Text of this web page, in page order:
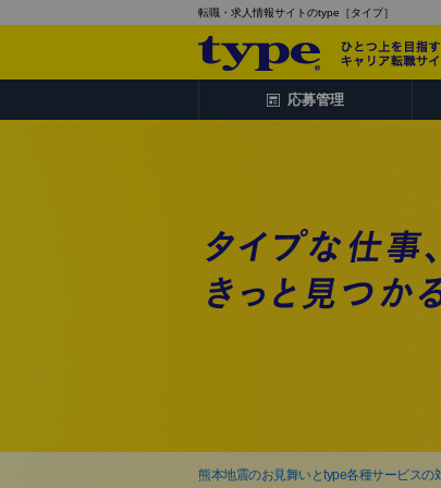
転職・求人情報サイトのtype［タイプ］
応募管理
熊本地震のお見舞いとtype各種サービスの